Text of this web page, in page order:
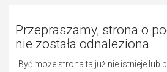
Przepraszamy, strona o
nie została odnaleziona
Być może strona ta już nie istnieje lub